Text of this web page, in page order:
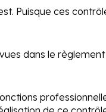
Puisque ces
dans le